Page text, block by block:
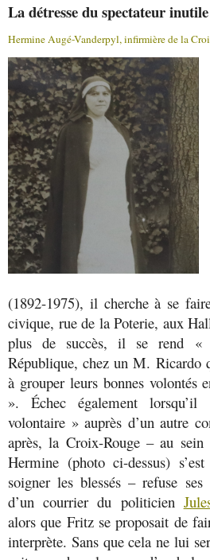
La détresse du spectateur inutile
Hermine Augé-Vanderpyl, infirmière de la
(1892-1975), il cherche à se
civique, rue de la Poterie, aux
plus de succès, il se rend «
République, chez un M. Ricardo
à grouper leurs bonnes volontés
». Échec également
volontaire » auprès d’un autre
après, la Croix-Rouge – au sein
Hermine (photo ci-dessus)
soigner les blessés – refuse
d’un courrier du politicien
alors que Fritz se proposait de
interprète. Sans que cela ne lui